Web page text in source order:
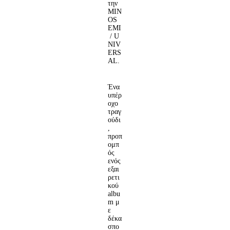
την
MIN
OS
EMI
/ U
NIV
ERS
AL.
Ένα
υπέρ
οχο
τραγ
ούδι
,
προπ
ομπ
ός
ενός
εξαι
ρετι
κού
albu
m μ
ε
δέκα
σπο